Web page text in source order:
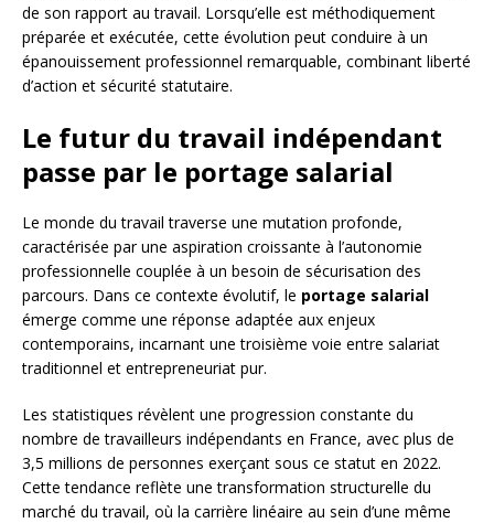
de son rapport au travail. Lorsqu’elle est méthodiquement
préparée et exécutée, cette évolution peut conduire à un
épanouissement professionnel remarquable, combinant liberté
d’action et sécurité statutaire.
Le futur du travail indépendant
passe par le portage salarial
Le monde du travail traverse une mutation profonde,
caractérisée par une aspiration croissante à l’autonomie
professionnelle couplée à un besoin de sécurisation des
parcours. Dans ce contexte évolutif, le portage salarial
émerge comme une réponse adaptée aux enjeux
contemporains, incarnant une troisième voie entre salariat
traditionnel et entrepreneuriat pur.
Les statistiques révèlent une progression constante du
nombre de travailleurs indépendants en France, avec plus de
3,5 millions de personnes exerçant sous ce statut en 2022.
Cette tendance reflète une transformation structurelle du
marché du travail, où la carrière linéaire au sein d’une même